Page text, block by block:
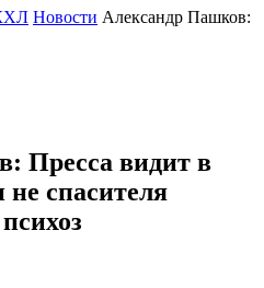
Новости Александр Пашков:
Пресса видит в
спасителя